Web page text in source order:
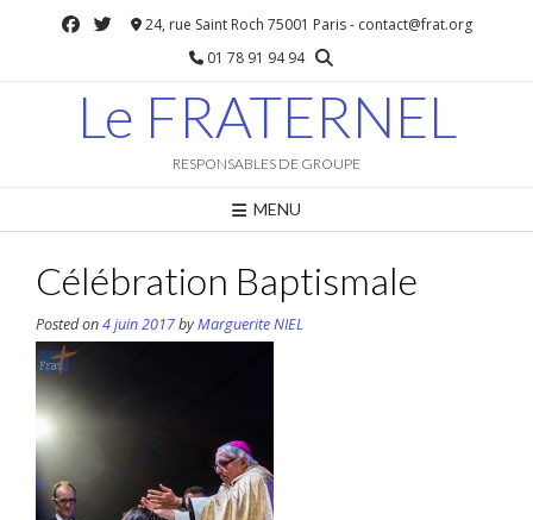
24, rue Saint Roch 75001 Paris - contact@frat.org
01 78 91 94 94
Le FRATERNEL
RESPONSABLES DE GROUPE
MENU
Célébration Baptismale
Posted on4 juin 2017byMarguerite NIEL